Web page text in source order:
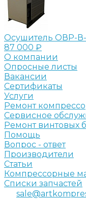
Осушитель ОВР-
87 000 ₽
О компании
Опросные листы
Вакансии
Сертификаты
Услуги
Ремонт
Сервисное
Ремонт винтовых
Помощь
Вопрос - ответ
Производители
Статьи
Компрессорные
Списки запчастей